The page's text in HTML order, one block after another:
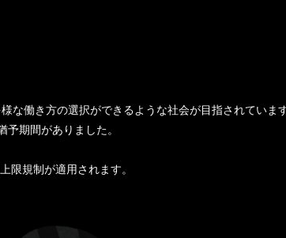
な働き方の選択ができるような社会が目指されていま
期間がありました。
限規制が適用されます。